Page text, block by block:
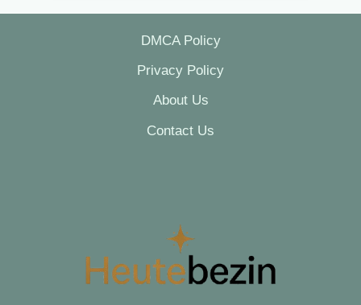
DMCA Policy
Privacy Policy
About Us
Contact Us